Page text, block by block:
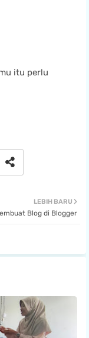
itu perlu
LEBIH BARU
Blog di Blogger